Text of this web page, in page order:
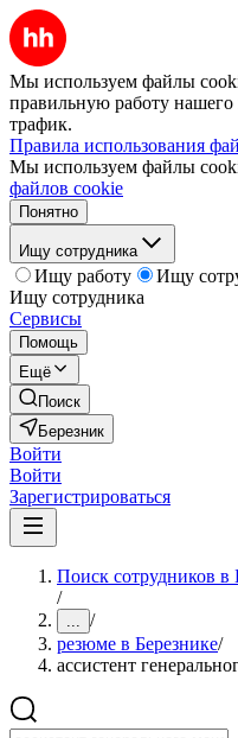
Мы используем файлы
правильную работу нашего
трафик.
Правила использования
Мы используем файлы
файлов cookie
Понятно
Ищу сотрудника
Ищу работу
Ищу
Ищу сотрудника
Сервисы
Помощь
Ещё
Поиск
Березник
Войти
Войти
Зарегистрироваться
Поиск сотрудников в
/
... /
резюме в Березнике/
ассистент